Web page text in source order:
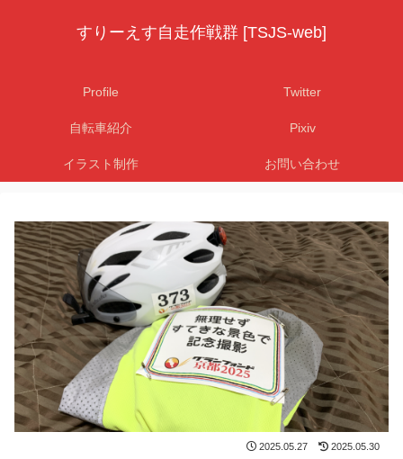
すりーえす自走作戦群 [TSJS-web]
Profile Twitter
自転車紹介 Pixiv
イラスト制作 お問い合わせ
2025.05.27 2025.05.30